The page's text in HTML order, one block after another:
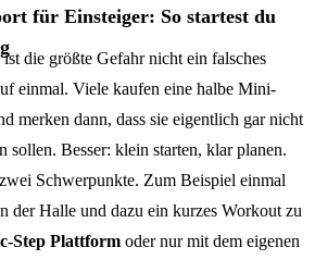
für Einsteiger: So startest du
die größte Gefahr nicht ein falsches
einmal. Viele kaufen eine halbe Mini-
merken dann, dass sie eigentlich gar nicht
sollen. Besser: klein starten, klar planen.
Schwerpunkte. Zum Beispiel einmal
der Halle und dazu ein kurzes Workout zu
Step Plattform oder nur mit dem eigenen